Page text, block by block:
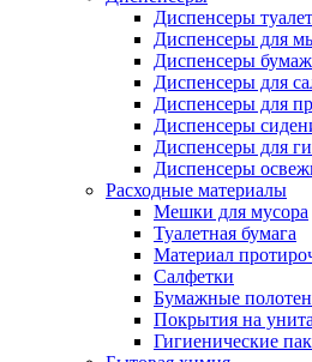
Диспенсеры
Диспенсеры для
Диспенсеры
Диспенсеры для
Диспенсеры для
Диспенсеры
Диспенсеры для
Диспенсеры
Расходные материалы
Мешки для мусора
Туалетная бумага
Материал
Салфетки
Бумажные
Покрытия на
Гигиенические